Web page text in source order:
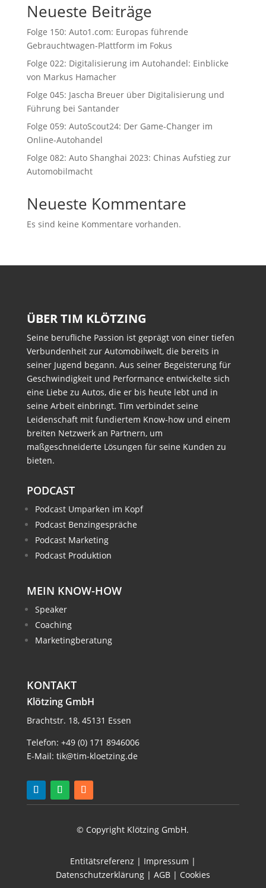
Neueste Beiträge
Folge 150: Auto1.com: Europas führende
Gebrauchtwagen-Plattform im Fokus
Folge 022: Digitalisierung im Autohandel: Einblicke
von Markus Hamacher
Folge 045: Jascha Breuer über Digitalisierung und
Führung bei Santander
Folge 059: AutoScout24: Der Game-Changer im
Online-Autohandel
Folge 082: Auto Shanghai 2023: Chinas Aufstieg zur
Automobilmacht
Neueste Kommentare
Es sind keine Kommentare vorhanden.
ÜBER TIM KLÖTZING
Seine berufliche Passion ist geprägt von einer tiefen
Verbundenheit zur Automobilwelt, die bereits in
seiner Jugend begann. Aus seiner Begeisterung für
Geschwindigkeit und Performance entwickelte sich
eine Liebe zu Autos, die er bis heute lebt und in
seine Arbeit einbringt. Tim verbindet seine
Leidenschaft mit fundiertem Know-how und einem
breiten Netzwerk an Partnern, um
maßgeschneiderte Lösungen für seine Kunden zu
bieten.
PODCAST
Podcast Umparken im Kopf
Podcast Benzingespräche
Podcast Marketing
Podcast Produktion
MEIN KNOW-HOW
Speaker
Coaching
Marketingberatung
KONTAKT
Klötzing GmbH
Brachtstr. 18, 45131 Essen
Telefon: +49 (0) 171 8946006
E-Mail: tik@tim-kloetzing.de
© Copyright Klötzing GmbH.
Entitätsreferenz | Impressum |
Datenschutzerklärung| AGB| Cookies